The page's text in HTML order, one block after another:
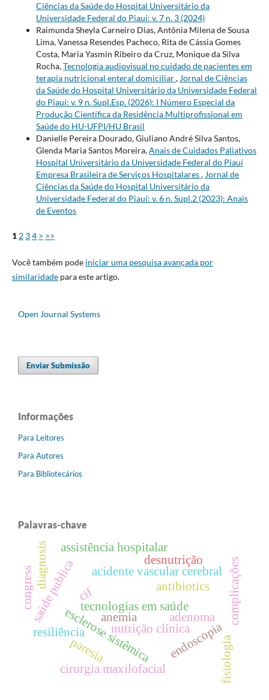
Ciências da Saúde do Hospital Universitário da
Universidade Federal do Piauí: v. 7 n. 3 (2024)
Raimunda Sheyla Carneiro Dias, Antônia Milena de Sousa
Lima, Vanessa Resendes Pacheco, Rita de Cássia Gomes
Costa, Maria Yasmin Ribeiro da Cruz, Monique da Silva
Rocha,Tecnologia audiovisual no cuidado de pacientes em
terapia nutricional enteral domiciliar,Jornal de Ciências
da Saúde do Hospital Universitário da Universidade Federal
do Piauí: v. 9 n. Supl.Esp. (2026): I Número Especial da
Produção Científica da Residência Multiprofissional em
Saúde do HU-UFPI/HU Brasil
Danielle Pereira Dourado, Giuliano André Silva Santos,
Glenda Maria Santos Moreira,Anais de Cuidados Paliativos
Hospital Universitário da Universidade Federal do Piauí
Empresa Brasileira de Serviços Hospitalares,Jornal de
Ciências da Saúde do Hospital Universitário da
Universidade Federal do Piauí: v. 6 n. Supl.2 (2023): Anais
de Eventos
12 34 > >>
Você também pode iniciar uma pesquisa avançada por
similaridadepara este artigo.
Open Journal Systems
Enviar Submissão
Informações
Para Leitores
Para Autores
Para Bibliotecários
Palavras-chave
adenoma
tecnologias em saúde
esclerose sistêmica
resiliência
cirurgia maxilofacial
nutrição clínica
saúde publica
paresia
antibiotics
acidente vascular cerebral
cif
desnutrição
assistência hospitalar
anemia
endoscopia
complicações
diagnosis
fisiologia
congress